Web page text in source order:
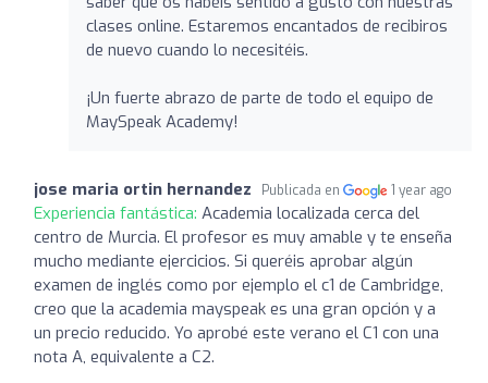
clases online. Estaremos encantados de recibiros
de nuevo cuando lo necesitéis.
¡Un fuerte abrazo de parte de todo el equipo de
MaySpeak Academy!
jose maria ortin hernandez Publicada en 1 year ago
Experiencia fantástica: Academia localizada cerca del
centro de Murcia. El profesor es muy amable y te enseña
mucho mediante ejercicios. Si queréis aprobar algún
examen de inglés como por ejemplo el c1 de Cambridge,
creo que la academia mayspeak es una gran opción y a
un precio reducido. Yo aprobé este verano el C1 con una
nota A, equivalente a C2.